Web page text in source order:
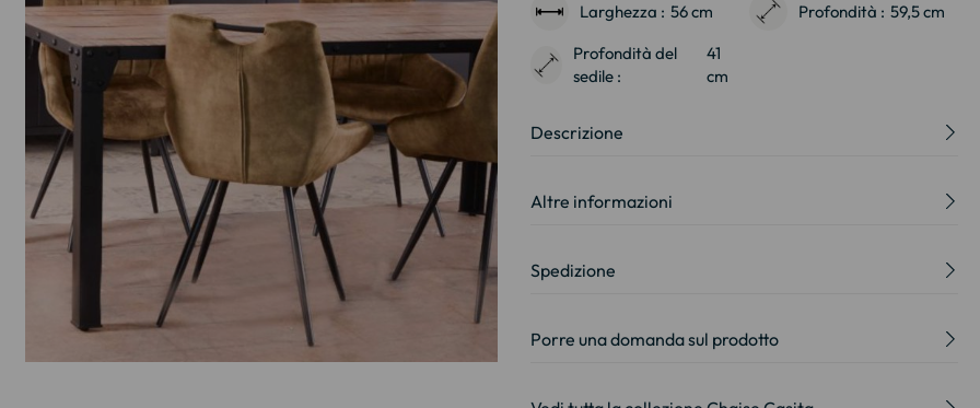
Larghezza : 56 cm Profondità : 59,5 cm
Profondità del
sedile :
41
cm
Descrizione
Altre informazioni
Spedizione
Porre una domanda sul prodotto